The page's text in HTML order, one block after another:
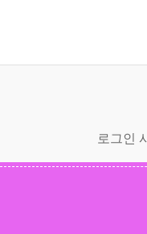
로그인